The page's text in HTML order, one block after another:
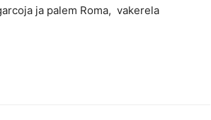
ja palem Roma, vakerela